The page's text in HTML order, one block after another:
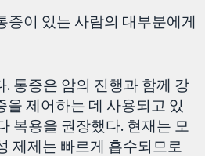
증이 있는 사람의 대부분에게
통증은 암의 진행과 함께 강
제어하는 데 사용되고 있
복용을 권장했다. 현재는 모
제제는 빠르게 흡수되므로